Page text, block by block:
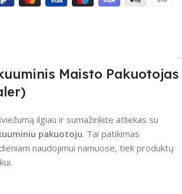
Maisto Pakuotojas
ilgiau ir sumažinkite atliekas su
pakuotoju. Tai patikimas
naudojimui namuose, tiek produktų